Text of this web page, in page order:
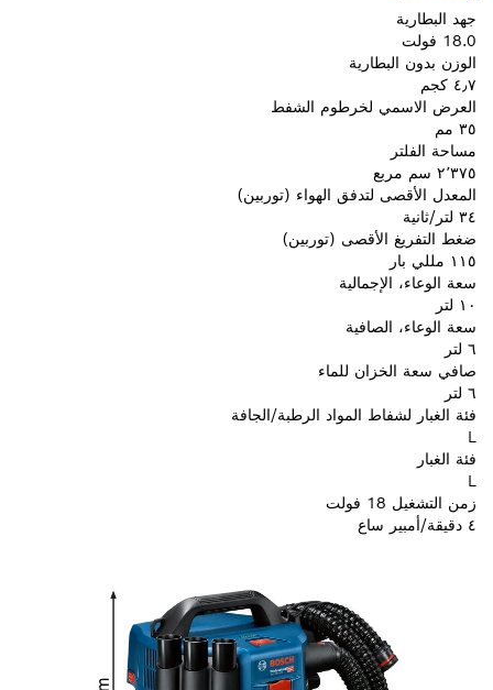
جهد البطارية
18.0 فولت
الوزن بدون البطارية
٤٫٧ كجم
العرض الاسمي لخرطوم الشفط
مساحة الفلتر
٢٬٣٧٥ سم مربع
المعدل الأقصى لتدفق الهواء (توربين)
ضغط التفريغ الأقصى (توربين)
١١٥ مللي بار
سعة الوعاء، الإجمالية
سعة الوعاء، الصافية
صافي سعة الخزان للماء
فئة الغبار لشفاط المواد الرطبة/الجافة
فئة الغبار
زمن التشغيل 18 فولت